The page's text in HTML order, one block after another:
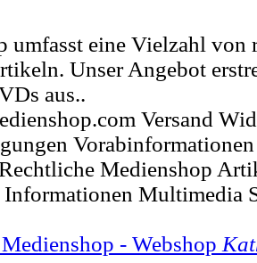
umfasst eine Vielzahl von
Unser Angebot
aus..
Versand
Medienshop
Informationen Multimedia
- Webshop